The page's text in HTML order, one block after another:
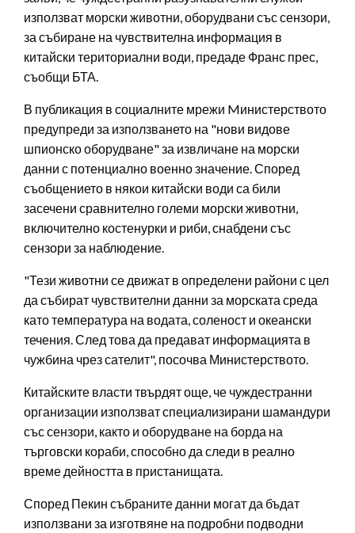
използват морски животни, оборудвани със сензори,
за събиране на чувствителна информация в
китайски териториални води, предаде Франс прес,
съобщи БТА.
В публикация в социалните мрежи Mинистерството
предупреди за използването на "нови видове
шпионско оборудване" за извличане на морски
данни с потенциално военно значение. Според
съобщението в някои китайски води са били
засечени сравнително големи морски животни,
включително костенурки и риби, снабдени със
сензори за наблюдение.
"Тези животни се движат в определени райони с цел
да събират чувствителни данни за морската среда
като температура на водата, соленост и океански
течения. След това да предават информацията в
чужбина чрез сателит", посочва Министерството.
Китайските власти твърдят още, че чуждестранни
организации използват специализирани шамандури
със сензори, както и оборудване на борда на
търговски кораби, способно да следи в реално
време дейността в пристанищата.
Според Пекин събраните данни могат да бъдат
използвани за изготвяне на подробни подводни